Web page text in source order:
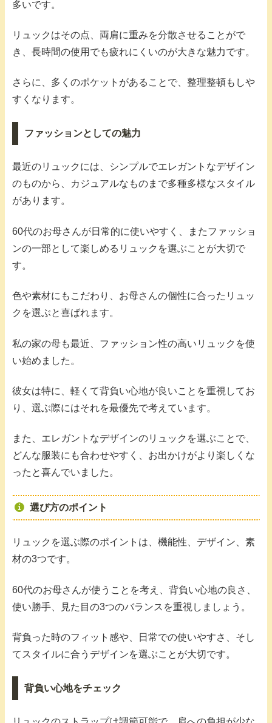
多いです。
リュックはその点、両肩に重みを分散させることがで
き、長時間の使用でも疲れにくいのが大きな魅力です。
さらに、多くのポケットがあることで、整理整頓もしや
すくなります。
ファッションとしての魅力
最近のリュックには、シンプルでエレガントなデザイン
のものから、カジュアルなものまで多種多様なスタイル
があります。
60代のお母さんが日常的に使いやすく、またファッショ
ンの一部として楽しめるリュックを選ぶことが大切で
す。
色や素材にもこだわり、お母さんの個性に合ったリュッ
クを選ぶと喜ばれます。
私の家の母も最近、ファッション性の高いリュックを使
い始めました。
彼女は特に、軽くて背負い心地が良いことを重視してお
り、選ぶ際にはそれを最優先で考えています。
また、エレガントなデザインのリュックを選ぶことで、
どんな服装にも合わせやすく、お出かけがより楽しくな
ったと喜んでいました。
選び方のポイント
リュックを選ぶ際のポイントは、機能性、デザイン、素
材の3つです。
60代のお母さんが使うことを考え、背負い心地の良さ、
使い勝手、見た目の3つのバランスを重視しましょう。
背負った時のフィット感や、日常での使いやすさ、そし
てスタイルに合うデザインを選ぶことが大切です。
背負い心地をチェック